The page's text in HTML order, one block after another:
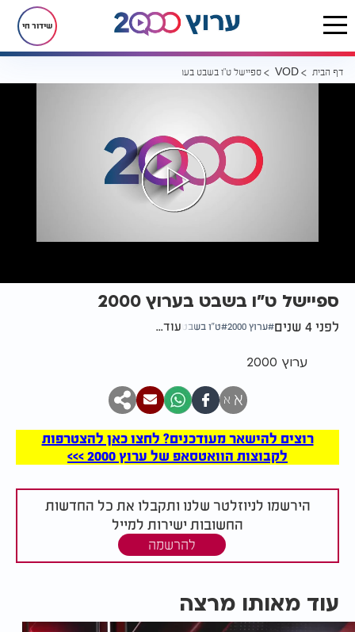
שידור חי
דף הבית VOD ספיישל ט"ו בשבט בערוץ 2000
ספיישל ט"ו בשבט בערוץ 2000
לפני 4 שנים ערוץ 2000 ט"ו בשבט עוד...
ערוץ 2000
א א
רוצים להישאר מעודכנים? לחצו כאן להצטרפות
לקבוצות הוואטסאפ של ערוץ 2000 >>>
הירשמו לניוזלטר שלנו ותקבלו את כל החדשות
החשובות ישירות למייל
להרשמה
עוד מאותו מרצה